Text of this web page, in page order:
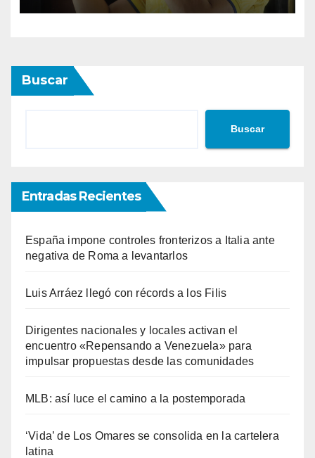
Buscar
Buscar
Entradas Recientes
España impone controles fronterizos a Italia ante
negativa de Roma a levantarlos
Luis Arráez llegó con récords a los Filis
Dirigentes nacionales y locales activan el
encuentro «Repensando a Venezuela» para
impulsar propuestas desde las comunidades
MLB: así luce el camino a la postemporada
‘Vida’ de Los Omares se consolida en la cartelera
latina